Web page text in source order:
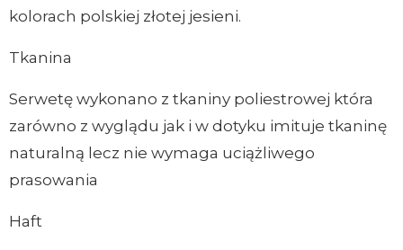
kolorach polskiej złotej jesieni.
Tkanina
Serwetę wykonano z tkaniny poliestrowej która
zarówno z wyglądu jak i w dotyku imituje tkaninę
naturalną lecz nie wymaga uciążliwego
prasowania
Haft